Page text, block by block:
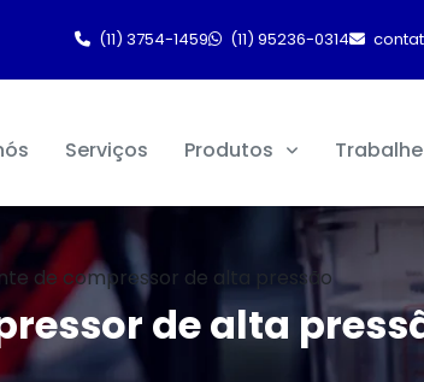
(11) 3754-1459 (11) 95236-0314
Serviços Produtos
de compressor de alta pressão
de alta